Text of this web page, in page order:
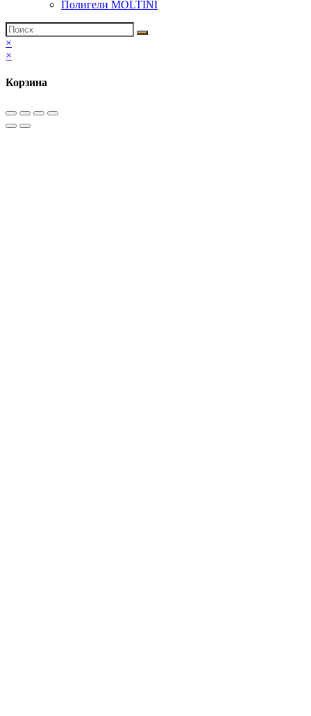
Полигели MOLTINI
×
×
Корзина